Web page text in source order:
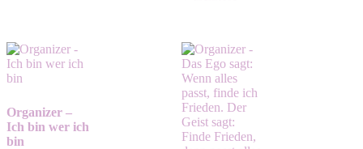
Organizer –
Ich bin wer ich
bin